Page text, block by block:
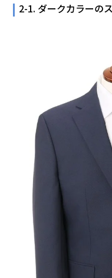
2-1. ダークカラーの